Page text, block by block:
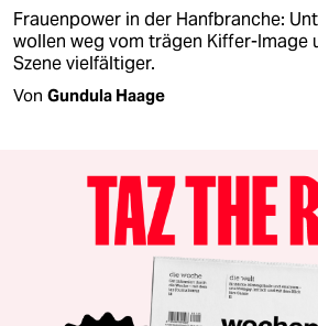
Frauenpower in der Hanfbranche:
wollen weg vom trägen Kiffer-Image
Szene vielfältiger.
Von Gundula Haage